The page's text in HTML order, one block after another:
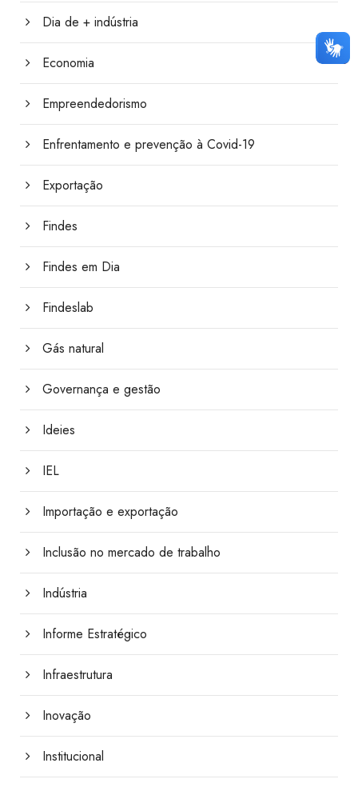
Dia de + indústria
Economia
Empreendedorismo
Enfrentamento e prevenção à Covid-19
Exportação
Findes
Findes em Dia
Findeslab
Gás natural
Governança e gestão
Ideies
IEL
Importação e exportação
Inclusão no mercado de trabalho
Indústria
Informe Estratégico
Infraestrutura
Inovação
Institucional